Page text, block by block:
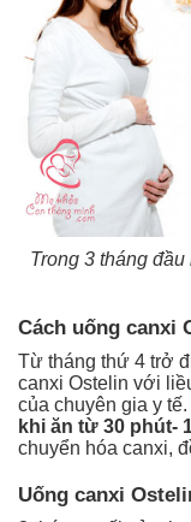
Trong 3 tháng
Cách uống canxi
Từ tháng thứ 4 trở
canxi Ostelin với
của chuyên gia y
khi ăn từ 30 phút-
chuyển hóa canxi,
Uống canxi